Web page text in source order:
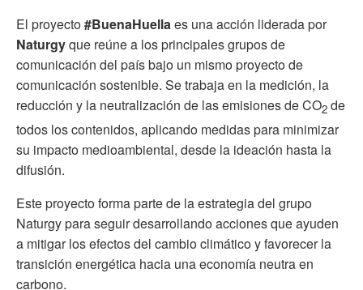
El proyecto#BuenaHuellaes una acción liderada por
Naturgyque reúne a los principales grupos de
comunicación del país bajo un mismo proyecto de
comunicación sostenible. Se trabaja en la medición, la
reducción y la neutralización de las emisiones de CO2 de
todos los contenidos, aplicando medidas para minimizar
su impacto medioambiental, desde la ideación hasta la
difusión.
Este proyecto forma parte de la estrategia del grupo
Naturgy para seguir desarrollando acciones que ayuden
a mitigar los efectos del cambio climático y favorecer la
transición energética hacia una economía neutra en
carbono.